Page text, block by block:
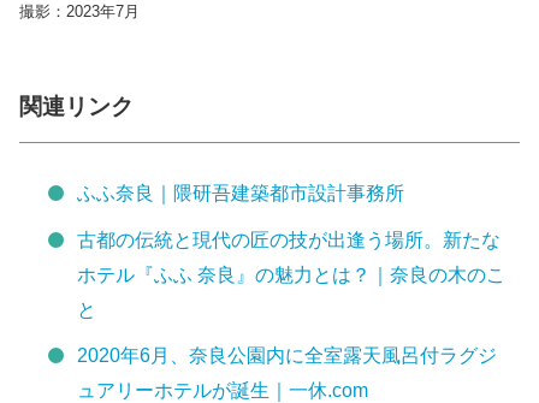
撮影：2023年7月
関連リンク
ふふ奈良｜隈研吾建築都市設計事務所
古都の伝統と現代の匠の技が出逢う場所。新たな
ホテル『ふふ 奈良』の魅力とは？｜奈良の木のこ
と
2020年6月、奈良公園内に全室露天風呂付ラグジ
ュアリーホテルが誕生｜一休.com